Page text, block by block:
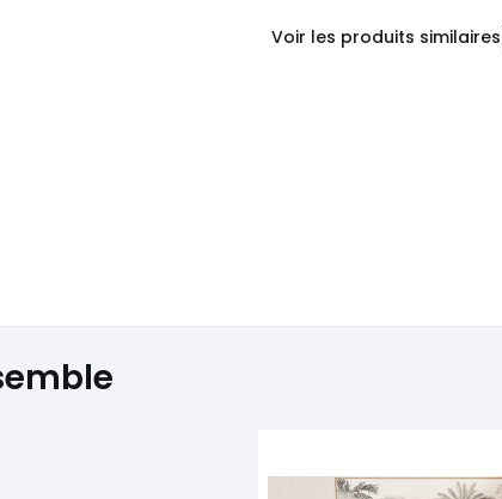
Voir les produits similaires